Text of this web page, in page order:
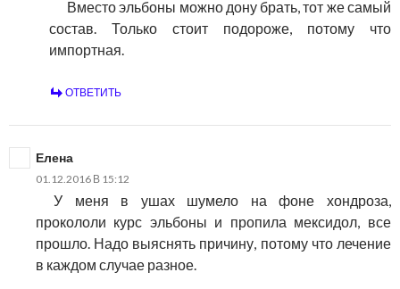
Вместо эльбоны можно дону брать, тот же самый
состав. Только стоит подороже, потому что
импортная.
ОТВЕТИТЬ
Елена
01.12.2016 В 15:12
У меня в ушах шумело на фоне хондроза,
прокололи курс эльбоны и пропила мексидол, все
прошло. Надо выяснять причину, потому что лечение
в каждом случае разное.